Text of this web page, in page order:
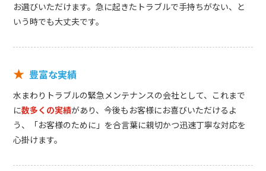
お選びいただけます。急に起きたトラブルで手持ちがない、と
いう時でも大丈夫です。
★ 豊富な実績
水まわりトラブルの緊急メンテナンスの会社として、これまで
に数多くの実績があり、今後もお客様にお喜びいただけるよ
う、「お客様のために」を合言葉に親切かつ迅速丁寧な対応を
心掛けます。